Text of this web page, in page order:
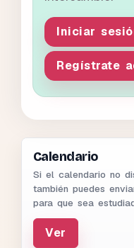
Iniciar
Regístrate
Calendario
Si el calendario no
también puedes
para que sea
Ver